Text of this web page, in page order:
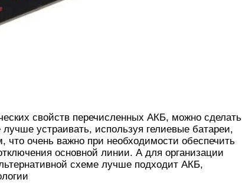
свойств перечисленных АКБ, можно сделать
устраивать, используя гелиевые батареи,
что очень важно при необходимости обеспечить
основной линии. А для организации
схеме лучше подходит АКБ,